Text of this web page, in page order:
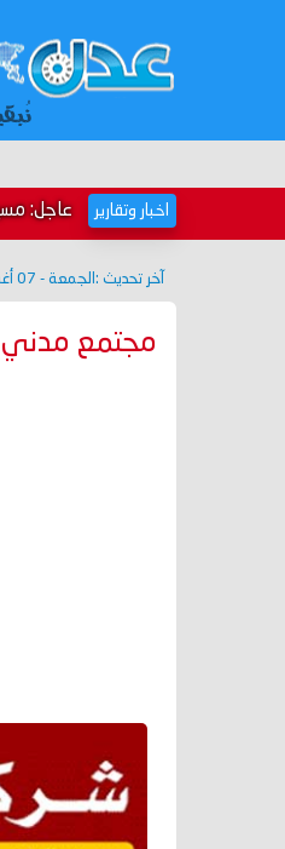
اخبار وتقارير عاجل:
آخر تحديث : الجمعة - 07 أغسطس 2026 - 10:58 م
مجتمع مدني